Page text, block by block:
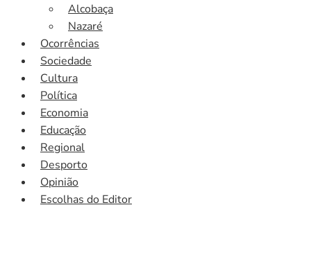
Alcobaça
Nazaré
Ocorrências
Sociedade
Cultura
Política
Economia
Educação
Regional
Desporto
Opinião
Escolhas do Editor